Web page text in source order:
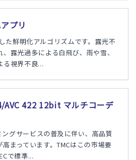
プリ
た鮮明化アルゴリズムです。露光不
露光過多による白飛び、雨や雪、
る視界不良...
AVC 422 12bit マルチコーデ
グサービスの普及に伴い、高品質
まっています。TMCはこの市場要
で標準...